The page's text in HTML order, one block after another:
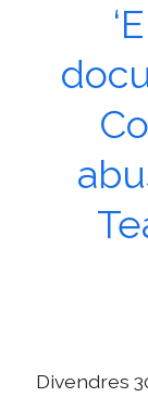
Divendres